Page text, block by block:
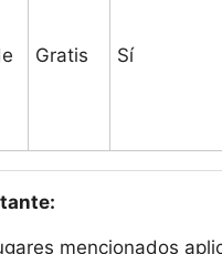
Gratis Sí
mencionados